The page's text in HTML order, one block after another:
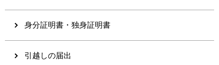
身分証明書・独身証明書
引越しの届出